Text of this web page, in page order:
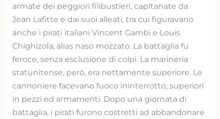
armate dei peggiori filibustieri, capitanate da
Jean Lafitte e dai suoi alleati, tra cui figuravano
anche i pirati italiani Vincent Gambi e Louis
Chighizola, alias naso mozzato. La battaglia fu
feroce, senza esclusione di colpi. La marineria
statunitense, però, era nettamente superiore. Le
cannoniere facevano fuoco ininterrotto, superiori
in pezzi ed armamenti. Dopo una giornata di
battaglia, i pirati furono costretti ad abbandonare